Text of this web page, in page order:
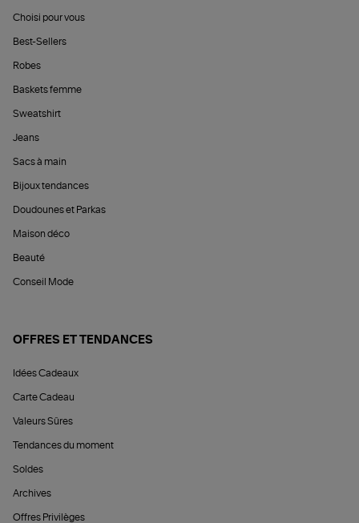
Choisi pour vous
Best-Sellers
Robes
Baskets femme
Sweatshirt
Jeans
Sacs à main
Bijoux tendances
Doudounes et Parkas
Maison déco
Beauté
Conseil Mode
OFFRES ET TENDANCES
Idées Cadeaux
Carte Cadeau
Valeurs Sûres
Tendances du moment
Soldes
Archives
Offres Privilèges